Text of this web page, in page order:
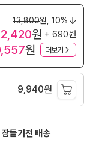
13,800원, 10%
원 + 690원
원 더보기
9,940원
잠들기전 배송